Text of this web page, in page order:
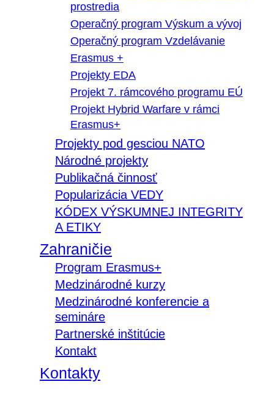
prostredia
Operačný program Výskum a vývoj
Operačný program Vzdelávanie
Erasmus +
Projekty EDA
Projekt 7. rámcového programu EÚ
Projekt Hybrid Warfare v rámci
Erasmus+
Projekty pod gesciou NATO
Národné projekty
Publikačná činnosť
Popularizácia VEDY
KÓDEX VÝSKUMNEJ INTEGRITY
A ETIKY
Zahraničie
Program Erasmus+
Medzinárodné kurzy
Medzinárodné konferencie a
semináre
Partnerské inštitúcie
Kontakt
Kontakty